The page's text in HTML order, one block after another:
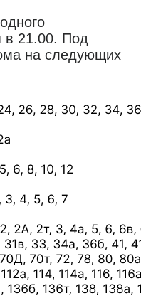
в 21.00. Под
на следующих